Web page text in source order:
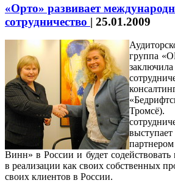
«Орто» развивает
сотрудничество | 25.01.2009
группа
Винн» в России и будет
в реализации как своих собственных
своих клиентов в России.